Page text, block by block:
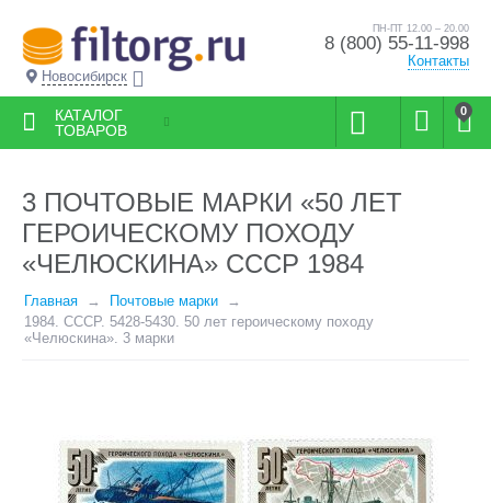
Новосибирск
ПН-ПТ 12.00 – 20.00
8 (800) 55-11-998
Контакты
0
КАТАЛОГ
ТОВАРОВ
3 ПОЧТОВЫЕ МАРКИ «50 ЛЕТ
ГЕРОИЧЕСКОМУ ПОХОДУ
«ЧЕЛЮСКИНА» СССР 1984
Главная
Почтовые марки
1984. СССР. 5428-5430. 50 лет героическому походу
«Челюскина». 3 марки